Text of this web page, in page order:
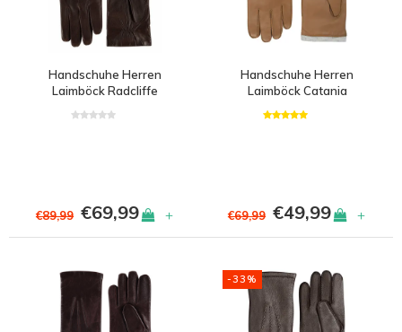
Handschuhe Herren
Laimböck Radcliffe
€89,99 €69,99 +
Handschuhe Herren
Laimböck Catania
€69,99 €49,99 +
-33%